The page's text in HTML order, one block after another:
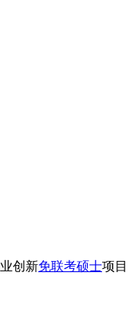
创新免联考硕士项目